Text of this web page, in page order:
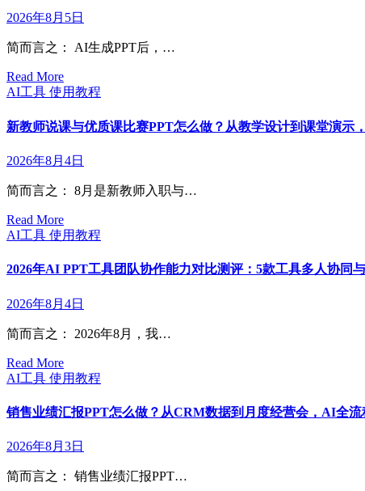
2026年8月5日
简而言之： AI生成PPT后，…
Read More
AI工具 使用教程
新教师说课与优质课比赛PPT怎么做？从教学设计到课堂演示
2026年8月4日
简而言之： 8月是新教师入职与…
Read More
AI工具 使用教程
2026年AI PPT工具团队协作能力对比测评：5款工具多人协同
2026年8月4日
简而言之： 2026年8月，我…
Read More
AI工具 使用教程
销售业绩汇报PPT怎么做？从CRM数据到月度经营会，AI全流
2026年8月3日
简而言之： 销售业绩汇报PPT…